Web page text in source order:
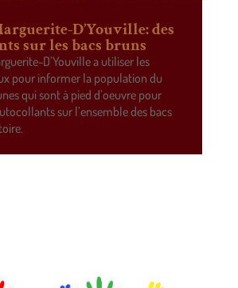
D’Youville: des
sur les bacs bruns
D’Youville a utiliser les
pour informer la population du
qui sont à pied d’oeuvre pour
sur l’ensemble des bacs